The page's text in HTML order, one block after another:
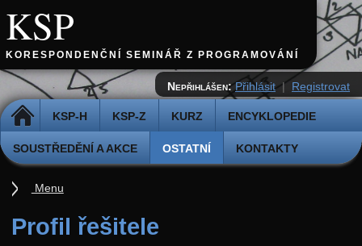
KSP
KORESPONDENČNÍ SEMINÁŘ Z PROGRAMOVÁNÍ
DOMŮ KSP-H KSP-Z KURZ ENCYKLOPEDIE
SOUSTŘEDĚNÍ A AKCE OSTATNÍ KONTAKTY
Nepřihlášen: Přihlásit | Registrovat
Profil řešitele
Menu